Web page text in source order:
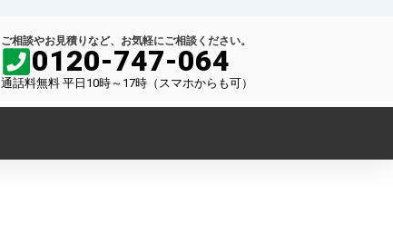
ご相談やお見積りなど、お気軽にご相談ください。
0120-747-064
通話料無料 平日10時～17時（スマホからも可）